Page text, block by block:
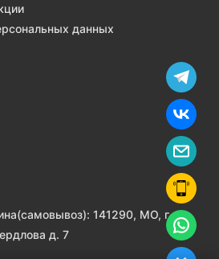
данных
141290, МО, г.
д. 7